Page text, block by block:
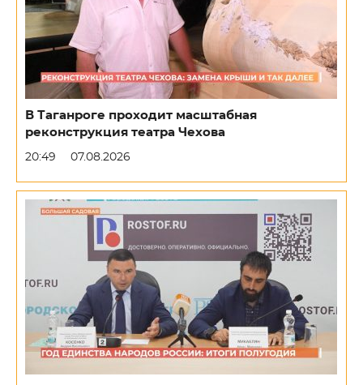
В Таганроге проходит масштабная
реконструкция театра Чехова
20:49 07.08.2026